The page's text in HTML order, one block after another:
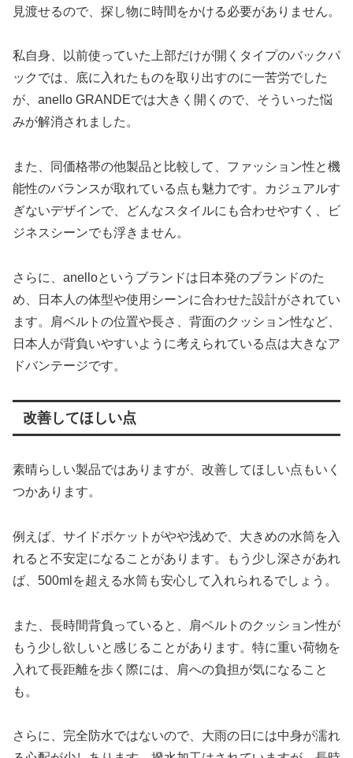
見渡せるので、探し物に時間をかける必要がありません。
私自身、以前使っていた上部だけが開くタイプのバックパ
ックでは、底に入れたものを取り出すのに一苦労でした
が、anello GRANDEでは大きく開くので、そういった悩
みが解消されました。
また、同価格帯の他製品と比較して、ファッション性と機
能性のバランスが取れている点も魅力です。カジュアルす
ぎないデザインで、どんなスタイルにも合わせやすく、ビ
ジネスシーンでも浮きません。
さらに、anelloというブランドは日本発のブランドのた
め、日本人の体型や使用シーンに合わせた設計がされてい
ます。肩ベルトの位置や長さ、背面のクッション性など、
日本人が背負いやすいように考えられている点は大きなア
ドバンテージです。
改善してほしい点
素晴らしい製品ではありますが、改善してほしい点もいく
つかあります。
例えば、サイドポケットがやや浅めで、大きめの水筒を入
れると不安定になることがあります。もう少し深さがあれ
ば、500mlを超える水筒も安心して入れられるでしょう。
また、長時間背負っていると、肩ベルトのクッション性が
もう少し欲しいと感じることがあります。特に重い荷物を
入れて長距離を歩く際には、肩への負担が気になること
も。
さらに、完全防水ではないので、大雨の日には中身が濡れ